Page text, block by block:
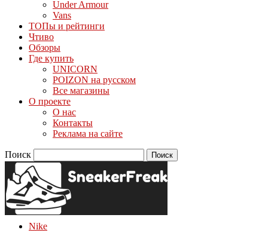
Under Armour
Vans
ТОПы и рейтинги
Чтиво
Обзоры
Где купить
UNICORN
POIZON на русском
Все магазины
О проекте
О нас
Контакты
Реклама на сайте
Поиск
Nike